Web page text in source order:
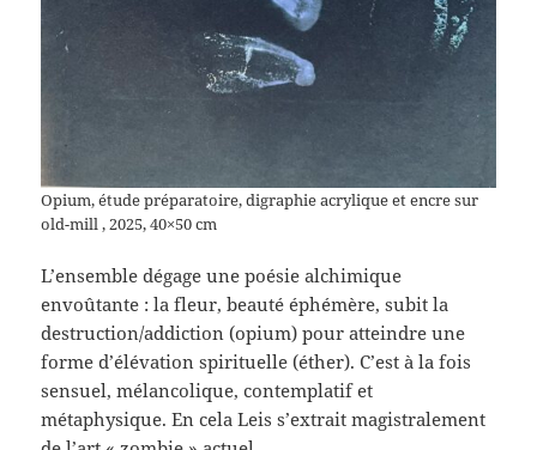
Opium, étude préparatoire, digraphie acrylique et encre sur
old-mill , 2025, 40×50 cm
L’ensemble dégage une poésie alchimique
envoûtante : la fleur, beauté éphémère, subit la
destruction/addiction (opium) pour atteindre une
forme d’élévation spirituelle (éther). C’est à la fois
sensuel, mélancolique, contemplatif et
métaphysique. En cela Leis s’extrait magistralement